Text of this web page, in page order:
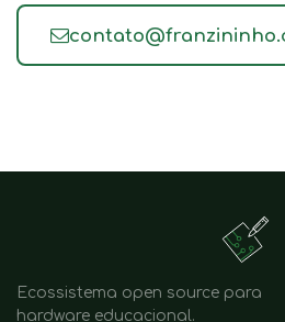
Ecossistema open source para
hardware educacional.